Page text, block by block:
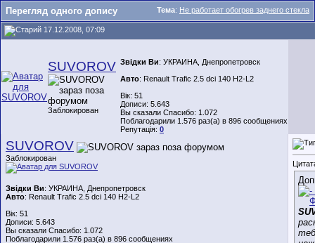
Тема: Не работает обогрев заднего стекла
Перегляд одного допису
17.12.2008, 07:09
SUVOROV
Заблокирован
Звідки Ви: УКРАИНА, Днепропетровск
Авто: Renault Trafic 2.5 dci 140 H2-L2
Вік: 51
Дописи: 5.643
Вы сказали Спасибо: 1.072
Поблагодарили 1.576 раз(а) в 896 сообщениях
Репутація: 0
SUVOROV
Заблокирован
Звідки Ви: УКРАИНА, Днепропетровск
Авто: Renault Trafic 2.5 dci 140 H2-L2
Вік: 51
Дописи: 5.643
Вы сказали Спасибо: 1.072
Поблагодарили 1.576 раз(а) в 896 сообщениях